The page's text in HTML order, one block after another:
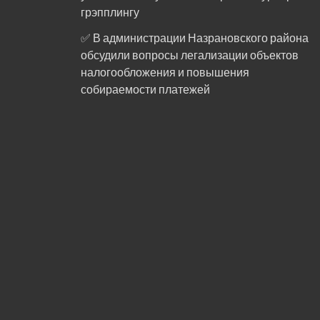
грэпплингу
✅ В администрации Назрановского района
обсудили вопросы легализации объектов
налогообложения и повышения
собираемости платежей